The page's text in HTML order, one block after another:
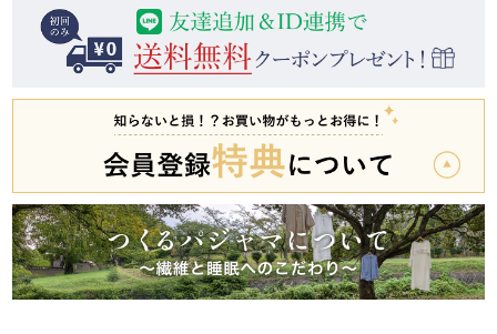
春 夏 冬
すべての生地一覧はこちら
作務衣
ーブ
上着単品
ズボン単品